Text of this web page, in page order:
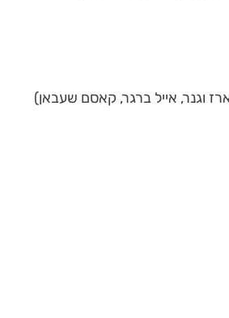
וגנר, אייל ברגר, קאסם שעבאן)